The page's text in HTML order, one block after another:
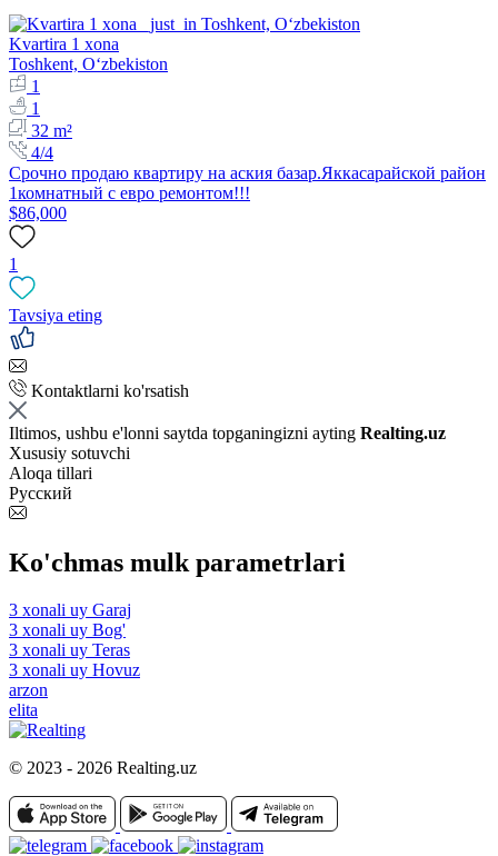
Kvartira 1 xona
Toshkent, Oʻzbekiston
1
1
32 m²
4/4
Срочно продаю квартиру на аския базар.Яккасарайской район
1комнатный с евро ремонтом!!!
$86,000
1
Tavsiya eting
Kontaktlarni ko'rsatish
Iltimos, ushbu e'lonni saytda topganingizni ayting Realting.uz
Xususiy sotuvchi
Aloqa tillari
Русский
Ko'chmas mulk parametrlari
3 xonali uy Garaj
3 xonali uy Bog'
3 xonali uy Teras
3 xonali uy Hovuz
arzon
elita
© 2023 - 2026 Realting.uz